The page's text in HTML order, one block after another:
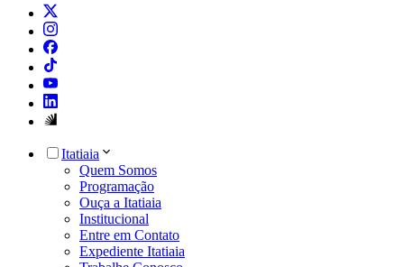
Itatiaia
Quem Somos
Programação
Ouça a Itatiaia
Institucional
Entre em Contato
Expediente Itatiaia